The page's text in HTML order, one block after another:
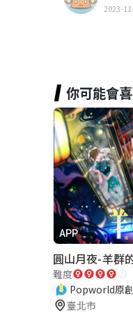
2023-
你可能會
APP
難度
Popworld原創
臺北市